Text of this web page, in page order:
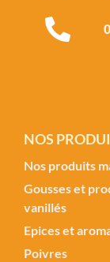
NOS
Nos produits
Gousses et
vanillés
Epices et
Poivres